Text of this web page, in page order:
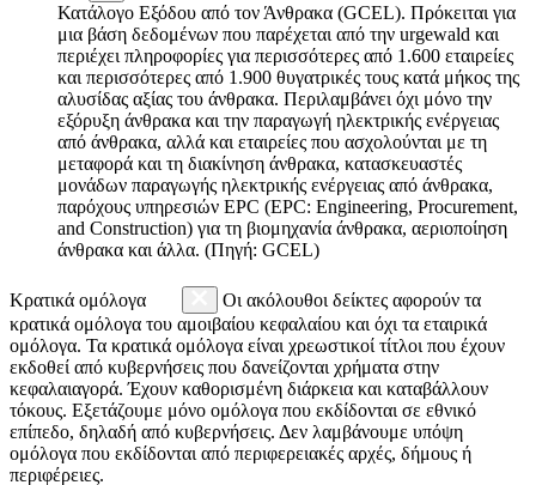
Κατάλογο Εξόδου από τον Άνθρακα (GCEL). Πρόκειται για
μια βάση δεδομένων που παρέχεται από την urgewald και
περιέχει πληροφορίες για περισσότερες από 1.600 εταιρείες
και περισσότερες από 1.900 θυγατρικές τους κατά μήκος της
αλυσίδας αξίας του άνθρακα. Περιλαμβάνει όχι μόνο την
εξόρυξη άνθρακα και την παραγωγή ηλεκτρικής ενέργειας
από άνθρακα, αλλά και εταιρείες που ασχολούνται με τη
μεταφορά και τη διακίνηση άνθρακα, κατασκευαστές
μονάδων παραγωγής ηλεκτρικής ενέργειας από άνθρακα,
παρόχους υπηρεσιών EPC (EPC: Engineering, Procurement,
and Construction) για τη βιομηχανία άνθρακα, αεριοποίηση
άνθρακα και άλλα. (Πηγή: GCEL)
Κρατικά ομόλογα
Οι ακόλουθοι δείκτες αφορούν τα
κρατικά ομόλογα του αμοιβαίου κεφαλαίου και όχι τα εταιρικά
ομόλογα. Τα κρατικά ομόλογα είναι χρεωστικοί τίτλοι που έχουν
εκδοθεί από κυβερνήσεις που δανείζονται χρήματα στην
κεφαλαιαγορά. Έχουν καθορισμένη διάρκεια και καταβάλλουν
τόκους. Εξετάζουμε μόνο ομόλογα που εκδίδονται σε εθνικό
επίπεδο, δηλαδή από κυβερνήσεις. Δεν λαμβάνουμε υπόψη
ομόλογα που εκδίδονται από περιφερειακές αρχές, δήμους ή
περιφέρειες.